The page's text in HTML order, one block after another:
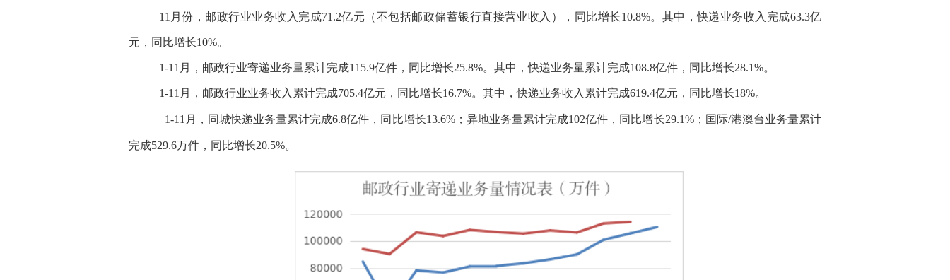
11月份，邮政行业业务收入完成71.2亿元 （不包括邮政储蓄银行直接营业收入） ，同比增长10.8%。其中，快递业务收入完成63.3亿
元，同比增长10%。
1-11月，邮政行业寄递业务量累计完成115.9亿件，同比增长25.8%。其中，快递业务量累计完成108.8亿件，同比增长28.1%。
1-11月，邮政行业业务收入累计完成705.4亿元，同比增长16.7%。其中，快递业务收入累计完成619.4亿元，同比增长18%。
1-11月， 同城快递业务量累计完成6.8亿件，同比增长13.6%；异地业务量累计完成102亿件，同比增长29.1%；国际/港澳台业务量累计
完成529.6万件，同比增长20.5%。